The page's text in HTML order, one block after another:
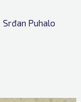
Srđan Puhalo